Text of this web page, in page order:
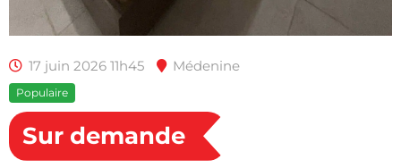
17 juin 2026 11h45 Médenine
Populaire
Sur demande